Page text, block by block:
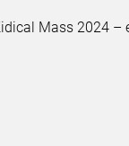
Mass 2024 –